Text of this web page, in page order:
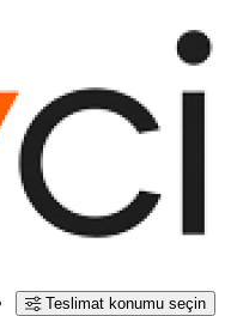
Teslimat konumu seçin